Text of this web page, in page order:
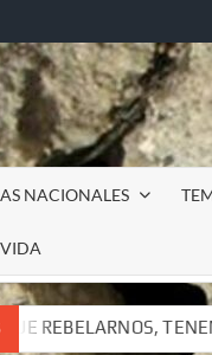
NACIONALES
VIVIR. CARTA DEL